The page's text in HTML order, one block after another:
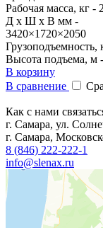
Рабочая масса, кг -
Д x Ш x В мм -
3420×1720×2050
Грузоподъемность,
Высота подъема, м
В корзину
В сравнение
Как с нами
г. Самара, ул.
г. Самара,
8 (846) 222-222-1
info@slenax.ru